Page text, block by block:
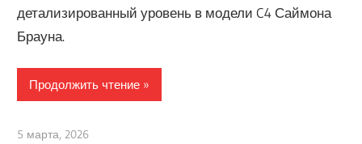
детализированный уровень в модели C4 Саймона
Брауна.
Продолжить чтение
5 марта, 2026